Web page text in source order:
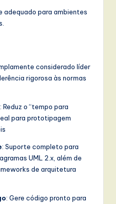
adequado para ambientes
considerado líder
rigorosa às normas
: Reduz o “tempo para
para prototipagem
: Suporte completo para
UML 2.x, além de
de arquitetura
: Gere código pronto para